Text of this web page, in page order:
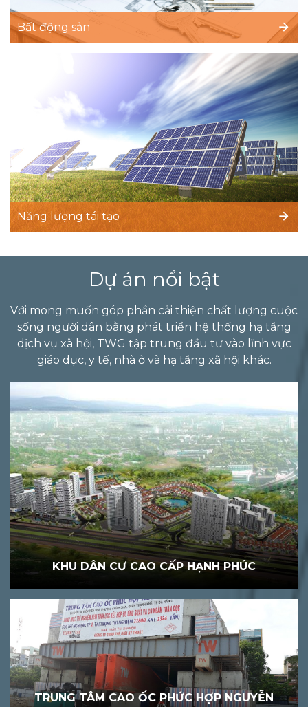
Bất động sản
Năng lượng tái tạo
Dự án nổi bật
Với mong muốn góp phần cải thiện chất lượng cuộc
sống người dân bằng phát triển hệ thống hạ tầng
dịch vụ xã hội, TWG tập trung đầu tư vào lĩnh vực
giáo dục, y tế, nhà ở và hạ tầng xã hội khác.
KHU DÂN CƯ CAO CẤP HẠNH PHÚC
TRUNG TÂM CAO ỐC PHỨC HỢP NGUYỄN